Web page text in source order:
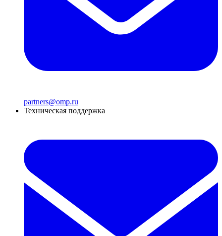
partners@omp.ru
Техническая поддержка